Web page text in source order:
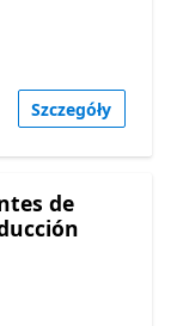
Szczegóły
de